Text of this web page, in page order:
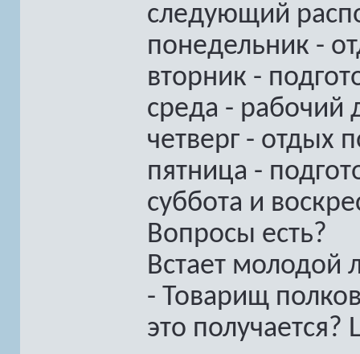
следующий
понедельник -
вторник -
среда - рабочий
четверг - отдых
пятница -
суббота и
Вопросы есть?
Встает молодой
- Товарищ
это